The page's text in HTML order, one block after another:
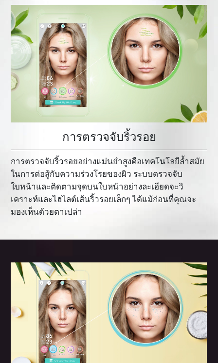
การตรวจจับริ้วรอย
การตรวจจับริ้วรอยอย่างแม่นยำสูงคือเทคโนโลยีล้ำสมัย
ในการต่อสู้กับความร่วงโรยของผิว ระบบตรวจจับ
ใบหน้าและติดตามจุดบนใบหน้าอย่างละเอียดจะวิ
เคราะห์และไฮไลต์เส้นริ้วรอยเล็กๆ ได้แม้ก่อนที่คุณจะ
มองเห็นด้วยตาเปล่า